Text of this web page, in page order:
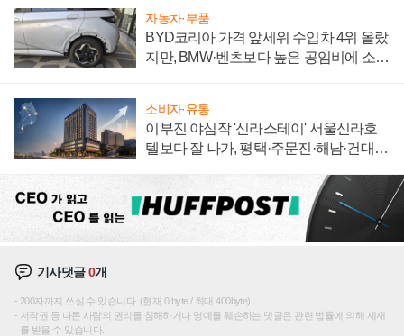
자동차·부품
BYD코리아 가격 앞세워 수입차 4위 올랐
지만, BMW·벤츠보다 높은 공임비에 소비
소비자·유통
이부진 야심작 '신라스테이' 서울신라호
텔보다 잘 나가, 평택·주문진·해남·건대로
기사댓글0개
200자까지 쓰실 수 있습니다. (현재 0 byte / 최대 400byte)
저작권 등 다른 사람의 권리를 침해하거나 명예를 훼손하는 댓글은 관련 법률에 의해 제재
를 받을 수 있습니다.